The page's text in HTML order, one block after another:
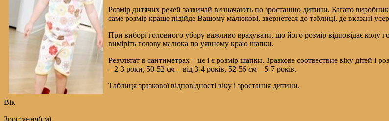
Розмір дитячих речей зазвичай визначають по зростанню дитини. Багато
саме розмір краще підійде Вашому малюкові, звернетеся до таблиці, де вказані
При виборі головного убору важливо врахувати, що його розмір відповідає
виміріть голову малюка по уявному краю шапки.
Результат в сантиметрах – це і є розмір шапки. Зразкове соотвествие віку дітей
– 2-3 роки, 50-52 см – від 3-4 років, 52-56 см – 5-7 років.
Таблиця зразкової відповідності віку і зростання дитини.
Вік
Зростання(см)